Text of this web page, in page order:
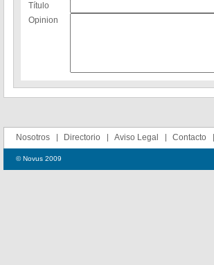
Título
Opinion
Nosotros Directorio Aviso Legal Contacto
© Novus 2009